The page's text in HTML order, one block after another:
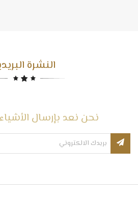
النشرة
نحن نعد بإرسال